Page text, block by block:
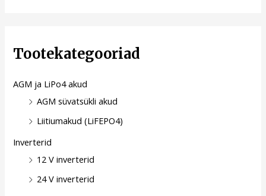
Tootekategooriad
AGM ja LiPo4 akud
AGM süvatsükli akud
Liitiumakud (LiFEPO4)
Inverterid
12 V inverterid
24 V inverterid